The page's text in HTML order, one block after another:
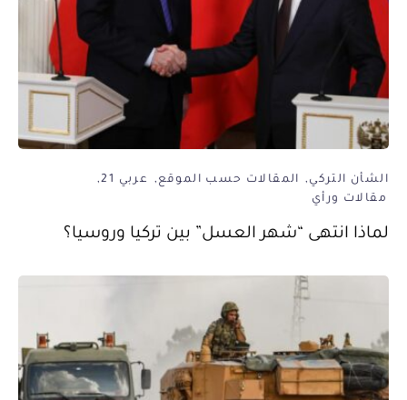
الشأن التركي المقالات حسب الموقع
عربي 21
مقالات ورأي
لماذا انتهى “شهر العسل” بين تركيا وروسيا؟